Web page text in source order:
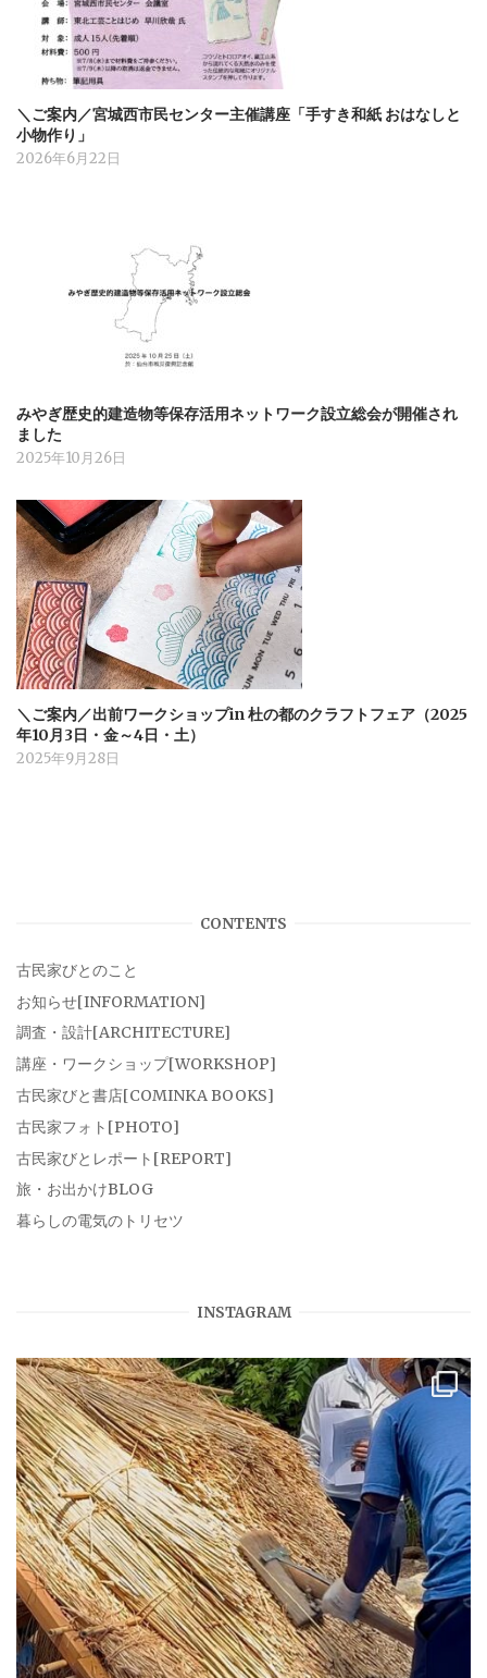
＼ご案内／宮城西市民センター主催講座「手すき和紙 おはなしと
小物作り」
2026年6月22日
みやぎ歴史的建造物等保存活用ネットワーク設立総会が開催され
ました
2025年10月26日
＼ご案内／出前ワークショップin 杜の都のクラフトフェア（2025
年10月3日・金～4日・土）
2025年9月28日
CONTENTS
古民家びとのこと
お知らせ[INFORMATION]
調査・設計[ARCHITECTURE]
講座・ワークショップ[WORKSHOP]
古民家びと書店[COMINKA BOOKS]
古民家フォト[PHOTO]
古民家びとレポート[REPORT]
旅・お出かけBLOG
暮らしの電気のトリセツ
INSTAGRAM